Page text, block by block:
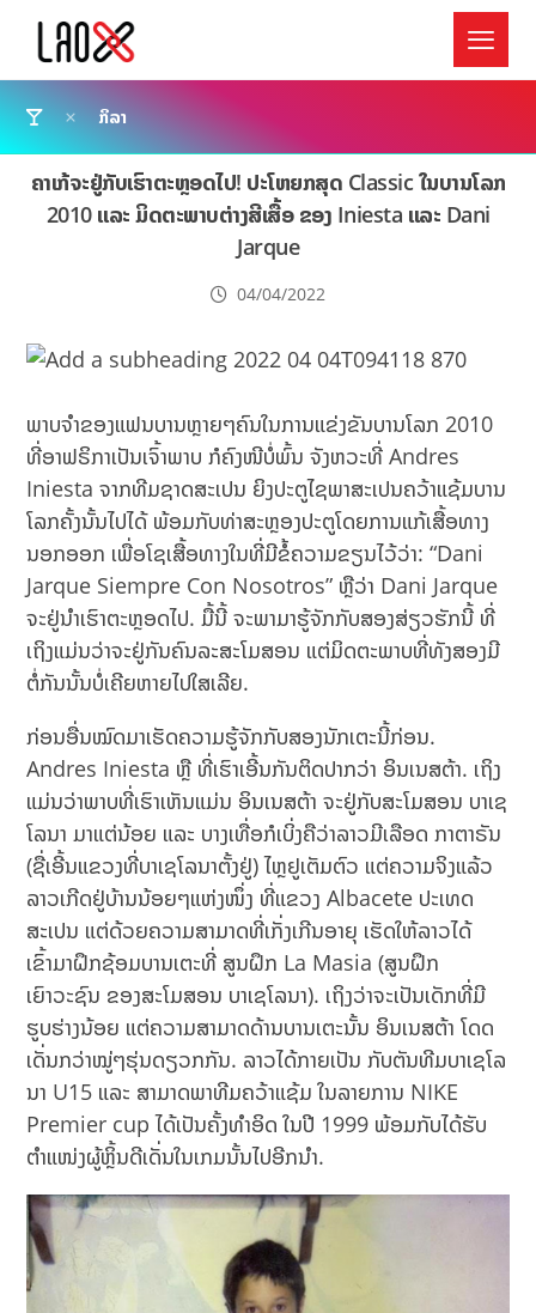
ກິລາ
ຄາເກ້ຈະຢູ່ກັບເຮົາຕະຫຼອດໄປ! ປະໂຫຍກສຸດ Classic ໃນບານໂລກ
2010 ແລະ ມິດຕະພາບຕ່າງສີເສື້ອ ຂອງ Iniesta ແລະ Dani
Jarque
04/04/2022
ພາບຈຳຂອງແຟນບານຫຼາຍໆຄົນໃນການແຂ່ງຂັນບານໂລກ 2010
ທີ່ອາຟຣິກາເປັນເຈົ້າພາບ ກໍຄົງໜີບໍ່ພົ້ນ ຈັງຫວະທີ່ Andres
Iniesta ຈາກທີມຊາດສະເປນ ຍິງປະຕູໄຊພາສະເປນຄວ້າແຊ້ມບານ
ໂລກຄັ້ງນັ້ນໄປໄດ້ ພ້ອມກັບທ່າສະຫຼອງປະຕູໂດຍການແກ້ເສື້ອທາງ
ນອກອອກ ເພື່ອໂຊເສື້ອທາງໃນທີ່ມີຂໍ້ຄວາມຂຽນໄວ້ວ່າ: “Dani
Jarque Siempre Con Nosotros” ຫຼືວ່າ Dani Jarque
ຈະຢູ່ນຳເຮົາຕະຫຼອດໄປ. ມື້ນີ້ ຈະພາມາຮູ້ຈັກກັບສອງສ່ຽວຮັກນີ້ ທີ່
ເຖິງແມ່ນວ່າຈະຢູ່ກັນຄົນລະສະໂມສອນ ແຕ່ມິດຕະພາບທີ່ທັງສອງມີ
ຕໍ່ກັນນັ້ນບໍ່ເຄີຍຫາຍໄປໃສເລີຍ.
ກ່ອນອື່ນໝົດມາເຮັດຄວາມຮູ້ຈັກກັບສອງນັກເຕະນີ້ກ່ອນ.
Andres Iniesta ຫຼື ທີ່ເຮົາເອີ້ນກັນຕິດປາກວ່າ ອິນເນສຕ້າ. ເຖິງ
ແມ່ນວ່າພາບທີ່ເຮົາເຫັນແມ່ນ ອິນເນສຕ້າ ຈະຢູ່ກັບສະໂມສອນ ບາເຊ
ໂລນາ ມາແຕ່ນ້ອຍ ແລະ ບາງເທື່ອກໍເບິ່ງຄືວ່າລາວມີເລືອດ ກາຕາຣັນ
(ຊື່ເອີ້ນແຂວງທີ່ບາເຊໂລນາຕັ້ງຢູ່) ໄຫຼຢູເຕັມຕົວ ແຕ່ຄວາມຈິງແລ້ວ
ລາວເກີດຢູ່ບ້ານນ້ອຍໆແຫ່ງໜຶ່ງ ທີ່ແຂວງ Albacete ປະເທດ
ສະເປນ ແຕ່ດ້ວຍຄວາມສາມາດທີ່ເກັ່ງເກີນອາຍຸ ເຮັດໃຫ້ລາວໄດ້
ເຂົ້າມາຝຶກຊ້ອມບານເຕະທີ່ ສູນຝຶກ La Masia (ສູນຝຶກ
ເຍົາວະຊົນ ຂອງສະໂມສອນ ບາເຊໂລນາ). ເຖິງວ່າຈະເປັນເດັກທີ່ມີ
ຮູບຮ່າງນ້ອຍ ແຕ່ຄວາມສາມາດດ້ານບານເຕະນັ້ນ ອິນເນສຕ້າ ໂດດ
ເດັ່ນກວ່າໝູ່ໆຮຸ່ນດຽວກກັນ. ລາວໄດ້ກາຍເປັນ ກັບຕັນທີມບາເຊໂລ
ນາ U15 ແລະ ສາມາດພາທີມຄວ້າແຊ້ມ ໃນລາຍການ NIKE
Premier cup ໄດ້ເປັນຄັ້ງທຳອິດ ໃນປີ 1999 ພ້ອມກັບໄດ້ຮັບ
ຕຳແໜ່ງຜູ້ຫຼິ້ນດີເດັ່ນໃນເກມນັ້ນໄປອີກນຳ.